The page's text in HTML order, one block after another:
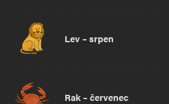
Lev – srpen
Rak – červenec